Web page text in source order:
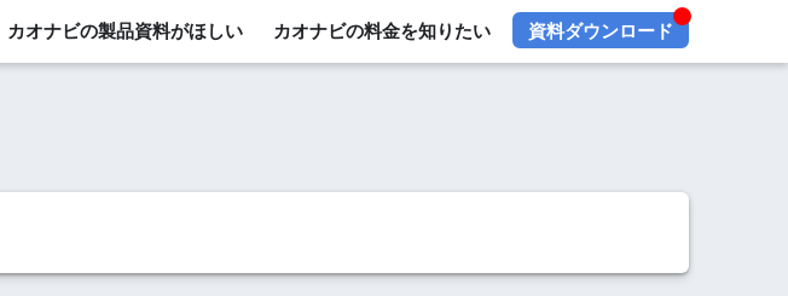
カオナビの製品資料がほしい カオナビの料金を知りたい 資料ダウンロード